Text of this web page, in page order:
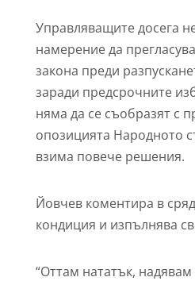
Управляващите досега
намерение да
закона преди
заради предсрочните
няма да се съобразят с
опозицията Народното
взима повече решения.
Йовчев коментира в
кондиция и изпълнява
“Оттам нататък,